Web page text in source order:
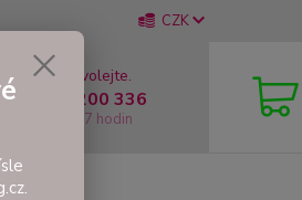
CZK
si rady? Zavolejte.
737 200 336
Pátek: 8 - 17 hodin